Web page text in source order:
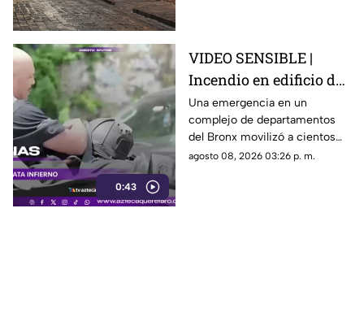
0:43
VIDEO SENSIBLE |
Incendio en edificio de
Nueva York deja un
mu3rto y 14 heridos
Una emergencia en un
complejo de departamentos
del Bronx movilizó a cientos
de bomberos y dejó víctimas
agosto 08, 2026 03:26 p. m.